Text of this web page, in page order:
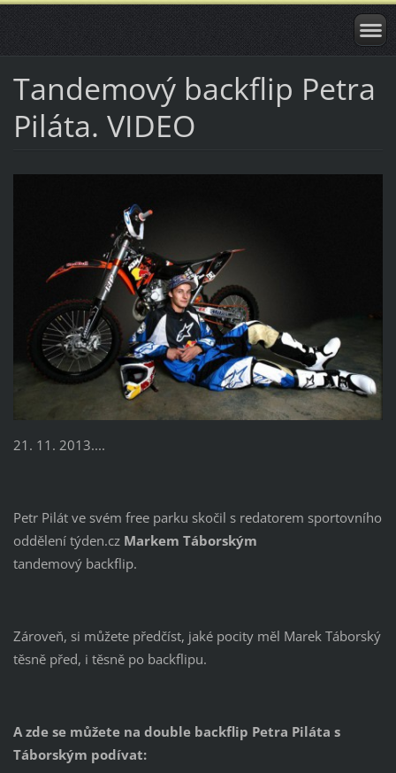
Tandemový backflip Petra
Piláta. VIDEO
21. 11. 2013....
Petr Pilát ve svém free parku skočil s redatorem sportovního
oddělení týden.cz Markem Táborským
tandemový backflip.
Zároveň, si můžete předčíst, jaké pocity měl Marek Táborský
těsně před, i těsně po backflipu.
A zde se můžete na double backflip Petra Piláta s
Táborským podívat: